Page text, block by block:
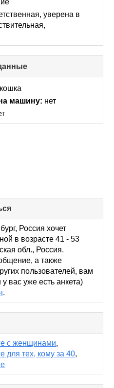
уверена в
to
кошка
машину: нет
to
collapse
contents
Россия хочет
в возрасте 41 - 53
обл., Россия.
а также
пользователей, вам
у вас уже есть анкета)
.
с женщинами,
для тех, кому за 40,